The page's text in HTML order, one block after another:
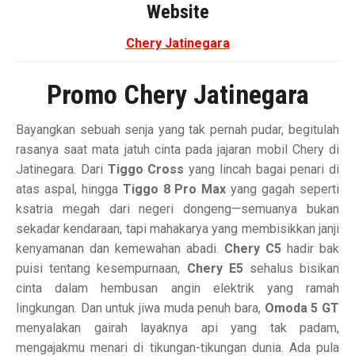
Website
Chery Jatinegara
Promo Chery Jatinegara
Bayangkan sebuah senja yang tak pernah pudar, begitulah
rasanya saat mata jatuh cinta pada jajaran mobil Chery di
Jatinegara. Dari Tiggo Cross yang lincah bagai penari di
atas aspal, hingga Tiggo 8 Pro Max yang gagah seperti
ksatria megah dari negeri dongeng—semuanya bukan
sekadar kendaraan, tapi mahakarya yang membisikkan janji
kenyamanan dan kemewahan abadi. Chery C5 hadir bak
puisi tentang kesempurnaan, Chery E5sehalus bisikan
cinta dalam hembusan angin elektrik yang ramah
lingkungan. Dan untuk jiwa muda penuh bara, Omoda 5 GT
menyalakan gairah layaknya api yang tak padam,
mengajakmu menari di tikungan-tikungan dunia. Ada pula